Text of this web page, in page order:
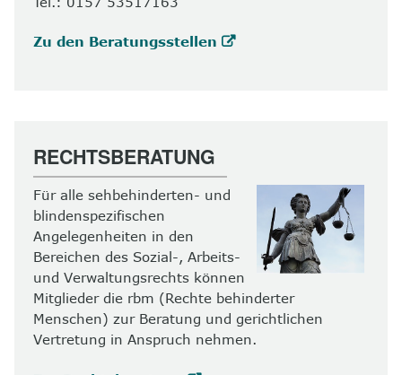
Zu den Beratungsstellen
RECHTSBERATUNG
Für alle sehbehinderten- und
blindenspezifischen
Angelegenheiten in den
Bereichen des Sozial-, Arbeits-
und Verwaltungsrechts können
Mitglieder die rbm (Rechte behinderter
Menschen) zur Beratung und gerichtlichen
Vertretung in Anspruch nehmen.